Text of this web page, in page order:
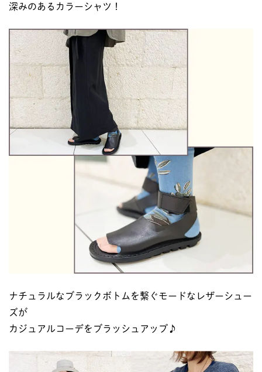
深みのあるカラーシャツ！
ナチュラルなブラックボトムを繋ぐモードなレザーシュー
ズが
カジュアルコーデをブラッシュアップ♪